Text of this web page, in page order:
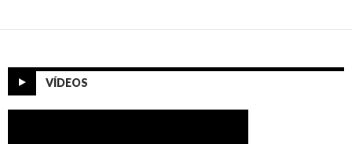
posts
VÍDEOS